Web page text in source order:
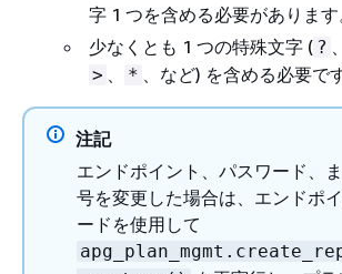
字 1 つを含める必要があります
少なくとも 1 つの特殊文字 ( ? 、
> 、 * 、など) を含める必要です
注記
エンドポイント、パスワード、
号を変更した場合は、エンドポ
ードを使用して